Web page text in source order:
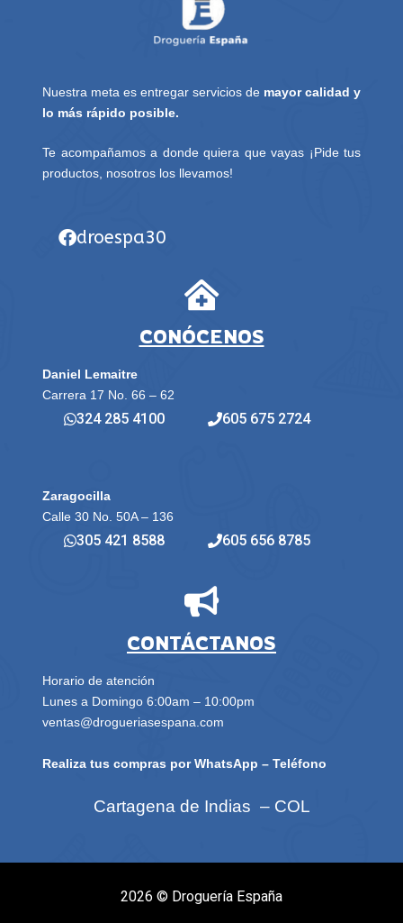
Nuestra meta es entregar servicios de mayor calidad y
lo más rápido posible.
Te acompañamos a donde quiera que vayas ¡Pide tus
productos, nosotros los llevamos!
droespa30
CONÓCENOS
Daniel Lemaitre
Carrera 17 No. 66 – 62
324 285 4100 605 675 2724
Zaragocilla
Calle 30 No. 50A – 136
305 421 8588 605 656 8785
CONTÁCTANOS
Horario de atención
Lunes a Domingo 6:00am – 10:00pm
ventas@drogueriasespana.com
Realiza tus compras por WhatsApp – Teléfono
Cartagena de Indias – COL
2026 © Droguería España